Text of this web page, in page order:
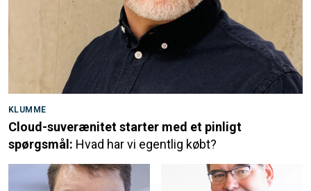
KLUMME
Cloud-suverænitet starter med et pinligt
spørgsmål: Hvad har vi egentlig købt?